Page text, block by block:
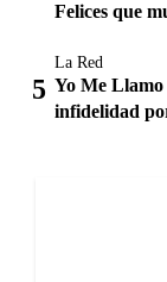
Felices que
La Red
Yo Me
infidelidad